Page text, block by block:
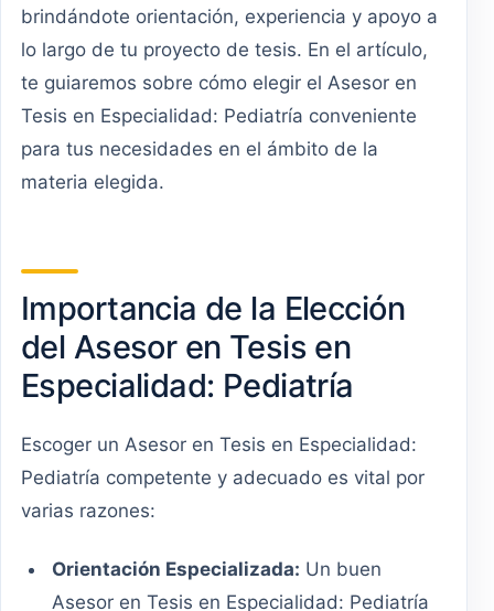
brindándote orientación, experiencia y apoyo a
lo largo de tu proyecto de tesis. En el artículo,
te guiaremos sobre cómo elegir el Asesor en
Tesis en Especialidad: Pediatría conveniente
para tus necesidades en el ámbito de la
materia elegida.
Importancia de la Elección
del Asesor en Tesis en
Especialidad: Pediatría
Escoger un Asesor en Tesis en Especialidad:
Pediatría competente y adecuado es vital por
varias razones:
Orientación Especializada: Un buen
Asesor en Tesis en Especialidad: Pediatría